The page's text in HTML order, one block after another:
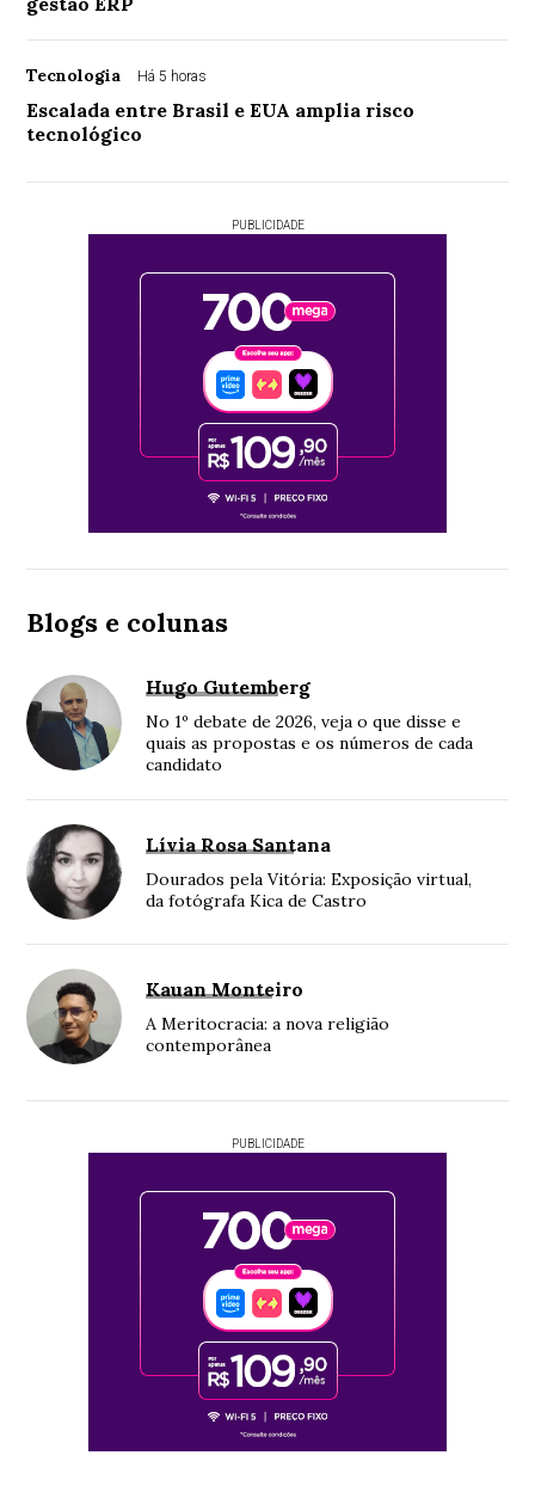
Tecnologia Há 5 horas
Escalada entre Brasil e EUA amplia risco
tecnológico
PUBLICIDADE
Blogs e colunas
Hugo Gutemberg
No 1º debate de 2026, veja o que disse e
quais as propostas e os números de cada
candidato
Lívia Rosa Santana
Dourados pela Vitória: Exposição virtual,
da fotógrafa Kica de Castro
Kauan Monteiro
A Meritocracia: a nova religião
contemporânea
PUBLICIDADE